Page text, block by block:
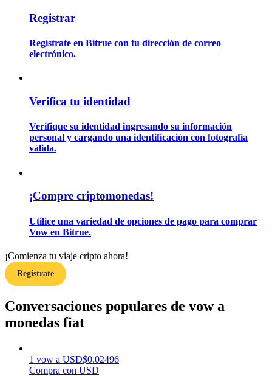
Guía de inicio de futuros
Estrategias comerciales
Earn
Registrar
Regístrate en Bitrue con tu dirección de correo
electrónico.
Verifica tu identidad
Verifique su identidad ingresando su información
personal y cargando una identificación con fotografía
válida.
¡Compre criptomonedas!
Utilice una variedad de opciones de pago para comprar
Vow en Bitrue.
¡Comienza tu viaje cripto ahora!
Regístrate
Conversaciones populares de vow a
monedas fiat
1 vow a USD$0.02496
Compra con USD